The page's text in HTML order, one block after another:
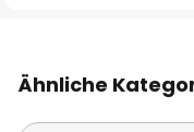
Ähnliche